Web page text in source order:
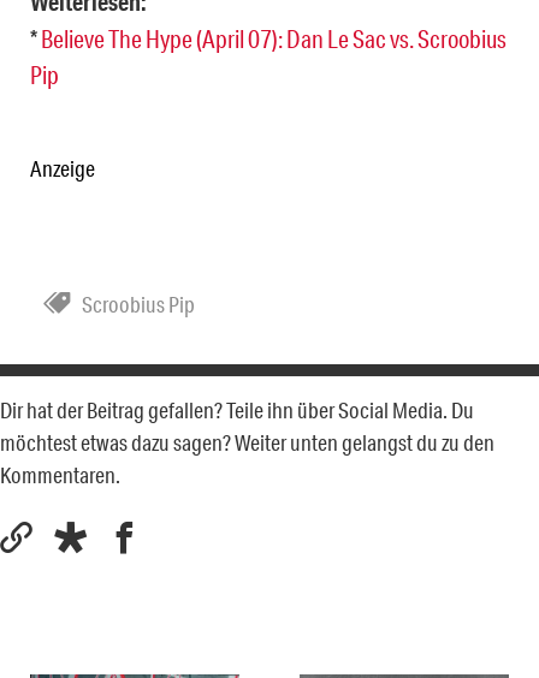
*Believe The Hype (April 07): Dan Le Sac vs. Scroobius
Pip
Anzeige
Scroobius Pip
Dir hat der Beitrag gefallen? Teile ihn über Social Media. Du
möchtest etwas dazu sagen? Weiter unten gelangst du zu den
Kommentaren.